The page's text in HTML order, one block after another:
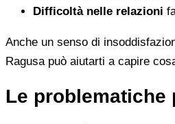
Difficoltà nelle relazioni
Anche un senso di
Ragusa può aiutarti a capire
Le